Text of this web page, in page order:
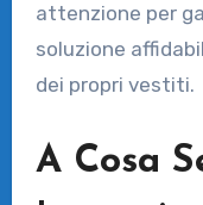
attenzione per
soluzione
dei propri vestiti.
A Cosa